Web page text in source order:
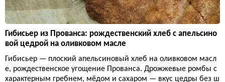
Гибисьер из Прованса: рождественский хлеб с апельсино
вой цедрой на оливковом масле
Гибисьер — плоский апельсиновый хлеб на оливковом масл
е, рождественское угощение Прованса. Дрожжевые ромбы с
характерным гребнем, мёдом и сахаром — вкус цедры без ш